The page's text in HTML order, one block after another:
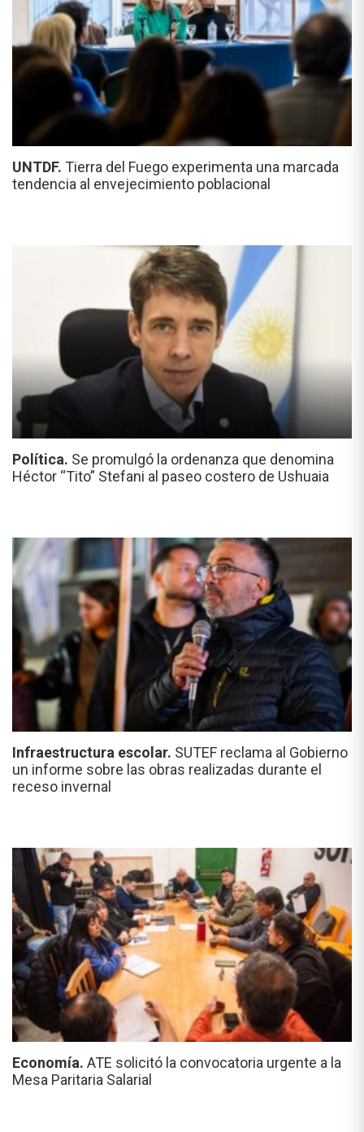
UNTDF. Tierra del Fuego experimenta una marcada
tendencia al envejecimiento poblacional
Política. Se promulgó la ordenanza que denomina
Héctor “Tito” Stefani al paseo costero de Ushuaia
Infraestructura escolar. SUTEF reclama al Gobierno
un informe sobre las obras realizadas durante el
receso invernal
Economía. ATE solicitó la convocatoria urgente a la
Mesa Paritaria Salarial